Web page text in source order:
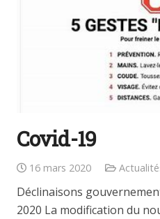
Covid-19
16 mars 2020
Déclinaisons
2020 La modification du